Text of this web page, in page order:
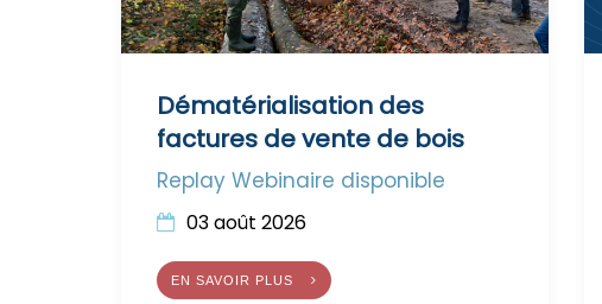
Dématérialisation des
factures de vente de bois
Replay Webinaire disponible
03 août 2026
EN SAVOIR PLUS